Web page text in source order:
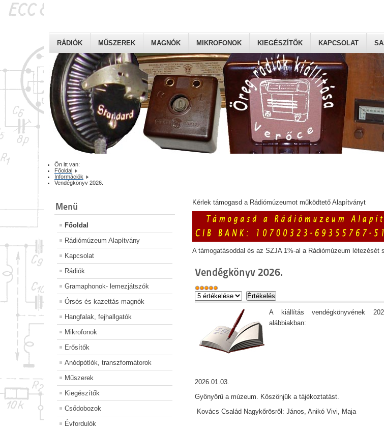
RÁDIÓK MŰSZEREK MAGNÓK MIKROFONOK KIEGÉSZÍTŐK KAPCSOLAT
Ön itt van:
Főoldal
Információk
Vendégkönyv 2026.
Menü
Főoldal
Rádiómúzeum Alapítvány
Kapcsolat
Rádiók
Gramaphonok- lemezjátszók
Órsós és kazettás magnók
Hangfalak, fejhallgatók
Mikrofonok
Erősítők
Anódpótlók, transzformátorok
Műszerek
Kiegészítők
Csődobozok
Évfordulók
Kérlek támogasd a Rádiómúzeumot működtető Alapítványt
A támogatásoddal és az SZJA 1%-al a Rádiómúzeum létezését
Vendégkönyv 2026.
A kiállítás vendégkönyvének
alábbiakban:
2026.01.03.
Gyönyörű a múzeum. Köszönjük a tájékoztatást.
Kovács Család Nagykőrösről: János, Anikó Vivi, Maja